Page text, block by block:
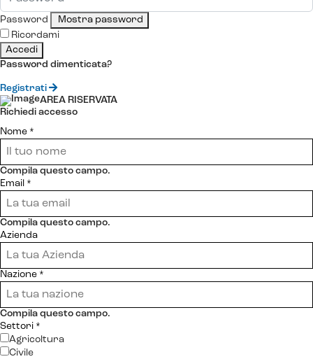
Password
Mostra password
Ricordami
Accedi
Password dimenticata?
Registrati
AREA RISERVATA
Richiedi accesso
Nome *
Compila questo campo.
Email *
Compila questo campo.
Azienda
Nazione *
Compila questo campo.
Settori *
Agricoltura
Civile